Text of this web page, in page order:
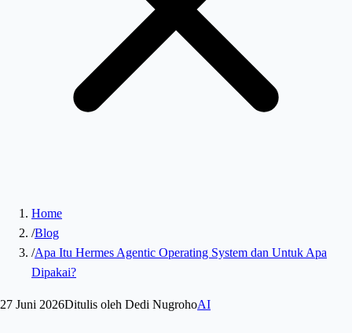
Home
/Blog
/Apa Itu Hermes Agentic Operating System dan Untuk Apa
Dipakai?
27 Juni 2026Ditulis oleh Dedi NugrohoAI